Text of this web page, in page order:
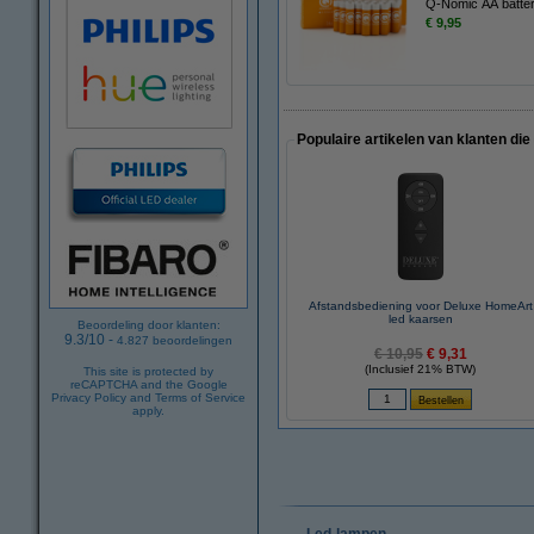
Beoordeling door klanten:
9.3/10 - 4.827 beoordelingen
This site is protected by
reCAPTCHA and the Google
Privacy Policy and Terms of Service
apply.
Q-Nomic AA
€ 9,95
Populaire artikelen van klanten
Afstandsbediening voor Deluxe HomeArt
led kaarsen
€ 10,95 € 9,31
(Inclusief 21% BTW)